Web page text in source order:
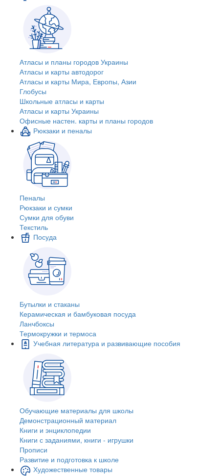
Атласы и планы городов Украины
Атласы и карты автодорог
Атласы и карты Мира, Европы, Азии
Глобусы
Школьные атласы и карты
Атласы и карты Украины
Офисные настен. карты и планы городов
Рюкзаки и пеналы
Пеналы
Рюкзаки и сумки
Сумки для обуви
Текстиль
Посуда
Бутылки и стаканы
Керамическая и бамбуковая посуда
Ланчбоксы
Термокружки и термоса
Учебная литература и развивающие пособия
Обучающие материалы для школы
Демонстрационный материал
Книги и энциклопедии
Книги с заданиями, книги - игрушки
Прописи
Развитие и подготовка к школе
Художественные товары